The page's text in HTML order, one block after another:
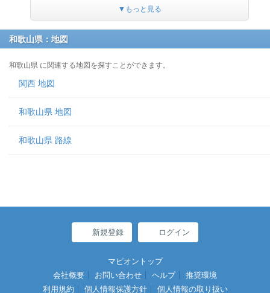
▼もっと見る
和歌山県：地図
和歌山県 に関連する地図を探すことができます。
関西 地図
和歌山県 地図
和歌山県 路線
新規登録 ログイン
マピオントップ
会社概要
お問い合わせ ヘルプ
推奨環境
利用規約
個人情報保護方針 個人情報の取り扱い